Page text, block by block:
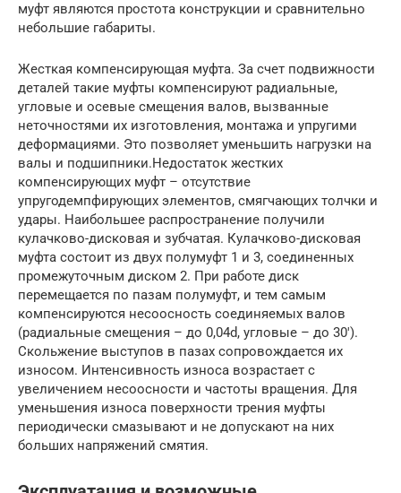
муфт являются простота конструкции и сравнительно
небольшие габариты.
Жесткая компенсирующая муфта. За счет подвижности
деталей такие муфты компенсируют радиальные,
угловые и осевые смещения валов, вызванные
неточностями их изготовления, монтажа и упругими
деформациями. Это позволяет уменьшить нагрузки на
валы и подшипники.Недостаток жестких
компенсирующих муфт – отсутствие
упругодемпфирующих элементов, смягчающих толчки и
удары. Наибольшее распространение получили
кулачково-дисковая и зубчатая. Кулачково-дисковая
муфта состоит из двух полумуфт 1 и 3, соединенных
промежуточным диском 2. При работе диск
перемещается по пазам полyмуфт, и тем самым
компенсируются несоосность соединяемых валов
(радиальные смещения – до 0,04d, угловые – до 30′).
Скольжение выступов в пазах сопровождается их
износом. Интенсивность износа возрастает с
увеличением несоосности и частоты вращения. Для
уменьшения износа поверхности трения муфты
периодически смазывают и не допускают на них
больших напряжений смятия.